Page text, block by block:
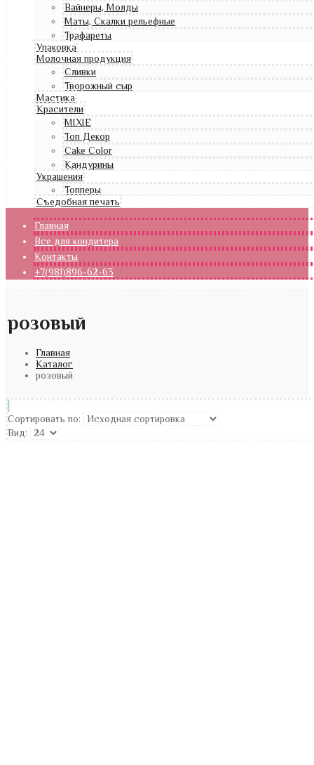
Вайнеры, Молды
Маты, Скалки рельефные
Трафареты
Упаковка
Молочная продукция
Сливки
Творожный сыр
Мастика
Красители
MIXIE
Топ Декор
Cake Color
Кандурины
Украшения
Топперы
Съедобная печать
Главная
Все для кондитера
Контакты
+7(981)896-62-63
розовый
Главная
Каталог
розовый
Сортировать по:
Вид: